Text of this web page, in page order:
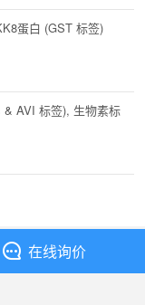
蛋白 (GST 标签)
AVI 标签), 生物素标
在线询价